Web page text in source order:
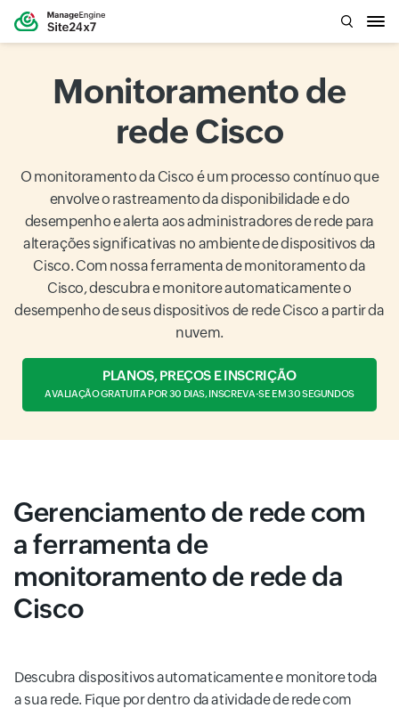
Monitoramento de
rede Cisco
O monitoramento da Cisco é um processo contínuo que
envolve o rastreamento da disponibilidade e do
desempenho e alerta aos administradores de rede para
alterações significativas no ambiente de dispositivos da
Cisco. Com nossa ferramenta de monitoramento da
Cisco, descubra e monitore automaticamente o
desempenho de seus dispositivos de rede Cisco a partir da
nuvem.
PLANOS, PREÇOS E INSCRIÇÃO
AVALIAÇÃO GRATUITA POR 30 DIAS, INSCREVA-SE EM 30 SEGUNDOS
Gerenciamento de rede com
a ferramenta de
monitoramento de rede da
Cisco
Descubra dispositivos automaticamente e monitore toda
a sua rede. Fique por dentro da atividade de rede com